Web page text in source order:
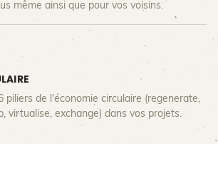
même ainsi que pour vos voisins.
piliers de l'économie circulaire (regenerate,
virtualise, exchange) dans vos projets.